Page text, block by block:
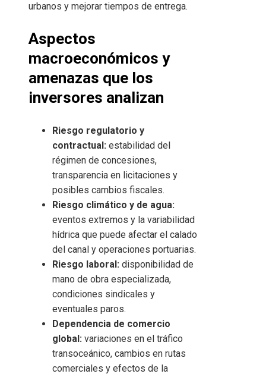
urbanos y mejorar tiempos de entrega.
Aspectos
macroeconómicos y
amenazas que los
inversores analizan
Riesgo regulatorio y
contractual: estabilidad del
régimen de concesiones,
transparencia en licitaciones y
posibles cambios fiscales.
Riesgo climático y de agua:
eventos extremos y la variabilidad
hídrica que puede afectar el calado
del canal y operaciones portuarias.
Riesgo laboral: disponibilidad de
mano de obra especializada,
condiciones sindicales y
eventuales paros.
Dependencia de comercio
global: variaciones en el tráfico
transoceánico, cambios en rutas
comerciales y efectos de la